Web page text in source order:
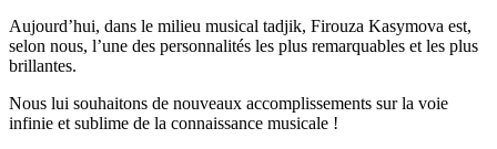
Aujourd’hui, dans le milieu musical tadjik, Firouza Kasymova est,
selon nous, l’une des personnalités les plus remarquables et les plus
brillantes.
Nous lui souhaitons de nouveaux accomplissements sur la voie
infinie et sublime de la connaissance musicale !